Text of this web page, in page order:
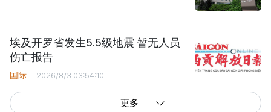
埃及开罗省发生5.5级地震 暂无人员
伤亡报告
国际 2026/8/3 03:54:10
更多